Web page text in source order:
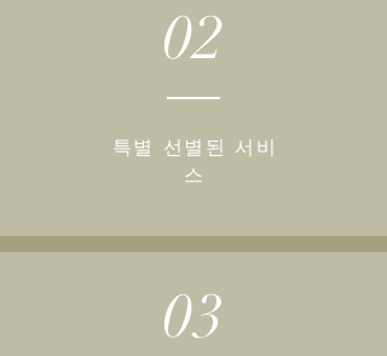
02
특별 선별된 서비
스
03